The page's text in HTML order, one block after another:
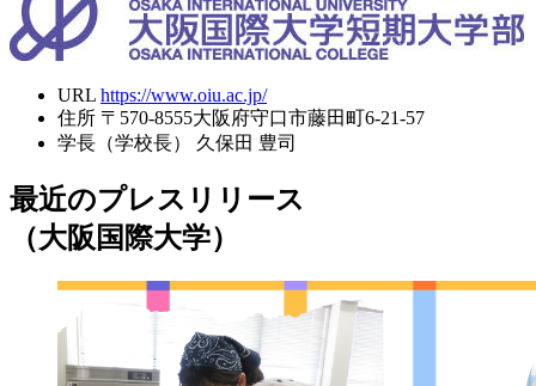
URL https://www.oiu.ac.jp/
住所 〒570-8555大阪府守口市藤田町6-21-57
学長（学校長）
久保田 豊司
最近のプレスリリース
（大阪国際大学）